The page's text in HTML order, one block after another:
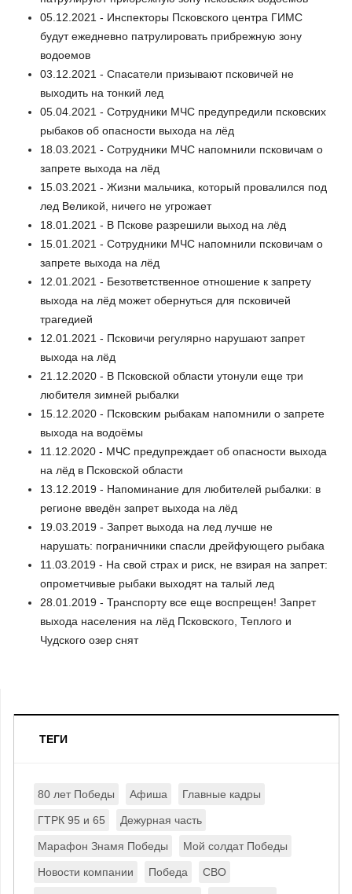
05.12.2021 - Инспекторы Псковского центра ГИМС
будут ежедневно патрулировать прибрежную зону
водоемов
03.12.2021 - Спасатели призывают псковичей не
выходить на тонкий лед
05.04.2021 - Сотрудники МЧС предупредили псковских
рыбаков об опасности выхода на лёд
18.03.2021 - Сотрудники МЧС напомнили псковичам о
запрете выхода на лёд
15.03.2021 - Жизни мальчика, который провалился под
лед Великой, ничего не угрожает
18.01.2021 - В Пскове разрешили выход на лёд
15.01.2021 - Сотрудники МЧС напомнили псковичам о
запрете выхода на лёд
12.01.2021 - Безответственное отношение к запрету
выхода на лёд может обернуться для псковичей
трагедией
12.01.2021 - Псковичи регулярно нарушают запрет
выхода на лёд
21.12.2020 - В Псковской области утонули еще три
любителя зимней рыбалки
15.12.2020 - Псковским рыбакам напомнили о запрете
выхода на водоёмы
11.12.2020 - МЧС предупреждает об опасности выхода
на лёд в Псковской области
13.12.2019 - Напоминание для любителей рыбалки: в
регионе введён запрет выхода на лёд
19.03.2019 - Запрет выхода на лед лучше не
нарушать: пограничники спасли дрейфующего рыбака
11.03.2019 - На свой страх и риск, не взирая на запрет:
опрометчивые рыбаки выходят на талый лед
28.01.2019 - Транспорту все еще воспрещен! Запрет
выхода населения на лёд Псковского, Теплого и
Чудского озер снят
ТЕГИ
80 лет Победы Афиша Главные кадры
ГТРК 95 и 65 Дежурная часть
Марафон Знамя Победы Мой солдат Победы
Новости компании Победа СВО